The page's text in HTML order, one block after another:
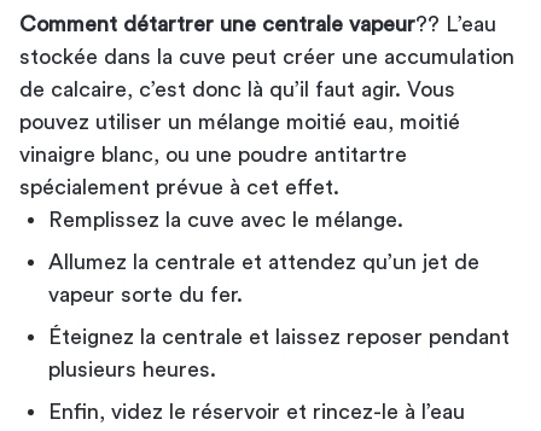
Comment détartrer une centrale vapeur?? L’eau
stockée dans la cuve peut créer une accumulation
de calcaire, c’est donc là qu’il faut agir. Vous
pouvez utiliser un mélange moitié eau, moitié
vinaigre blanc, ou une poudre antitartre
spécialement prévue à cet effet.
Remplissez la cuve avec le mélange.
Allumez la centrale et attendez qu’un jet de
vapeur sorte du fer.
Éteignez la centrale et laissez reposer pendant
plusieurs heures.
Enfin, videz le réservoir et rincez-le à l’eau